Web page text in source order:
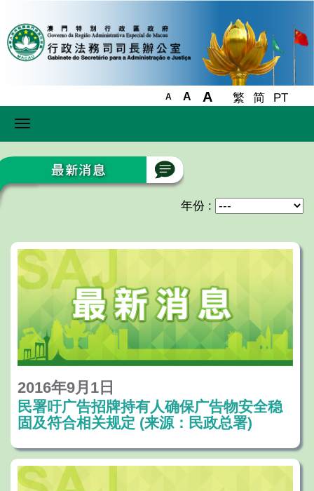
A A A 繁 简 PT
Toggle
年份 :
2016年9月1日
民署吁广告招牌持有人确保广告物安全稳
固及符合相关规定 (来源：民政总署)